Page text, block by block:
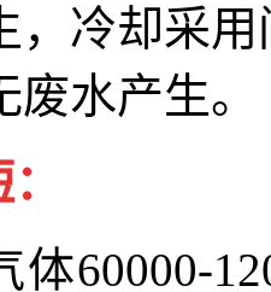
，冷却采
水产生。
体60000-